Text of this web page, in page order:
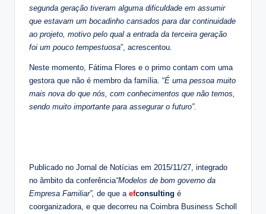
segunda geração tiveram alguma dificuldade em assumir
que estavam um bocadinho cansados para dar continuidade
ao projeto, motivo pelo qual a entrada da terceira geração
foi um pouco tempestuosa”, acrescentou.
Neste momento, Fátima Flores e o primo contam com uma
gestora que não é membro da família. “É uma pessoa muito
mais nova do que nós, com conhecimentos que não temos,
sendo muito importante para assegurar o futuro”.
Publicado no Jornal de Notícias em 2015/11/27, integrado
no âmbito da conferência“Modelos de bom governo da
Empresa Familiar”, de que a efconsulting é
coorganizadora, e que decorreu na Coimbra Business Scholl